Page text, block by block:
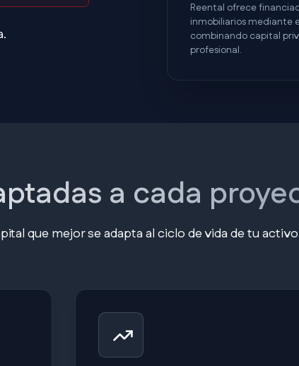
Reental ofrece
inmobiliarios mediante
combinando capital
profesional.
a cada
que mejor se adapta al ciclo de vida de tu